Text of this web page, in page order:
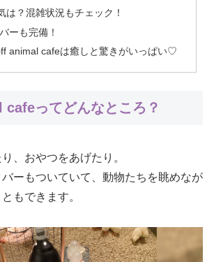
は？混雑状況もチェック！
ーも完備！
animal cafeは癒しと驚きがいっぱい♡
ってどんなところ？
、おやつをあげたり。
ーもついていて、動物たちを眺めなが
もできます。